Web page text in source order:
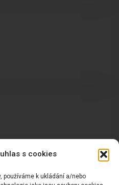
s cookies
používáme k ukládání a/nebo